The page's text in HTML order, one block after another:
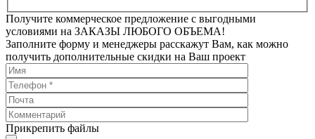
Получите коммерческое предложение с выгодными
условиями на ЗАКАЗЫ ЛЮБОГО ОБЪЕМА!
Заполните форму и менеджеры расскажут Вам, как можно
получить дополнительные скидки на Ваш проект
Прикрепить файлы